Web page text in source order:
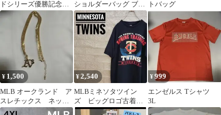
ドシリーズ優勝記念T
シャツM ニューエラ
キャップセット
ショルダーバッグ ブラ
ック
トバッグ
¥ 1,500
MLB オークランド ア
スレチックス ネック
レス A’sロゴ ゴールド
¥2,540
MLBミネソタツイン
ズ ビッグロゴ古着T
シャツ紺M
¥999
エンゼルス Tシャツ
3L